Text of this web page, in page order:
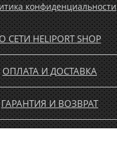
конфиденциальности
О СЕТИ HELIPORT SHOP
ОПЛАТА И ДОСТАВКА
ГАРАНТИЯ И ВОЗВРАТ